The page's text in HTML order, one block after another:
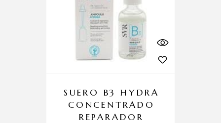
SUERO B3 HYDRA
CONCENTRADO
REPARADOR